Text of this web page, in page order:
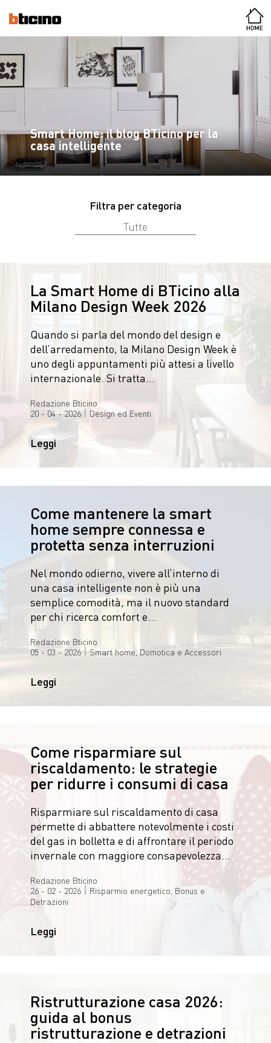
Smart Home: il blog BTicino per la
casa intelligente
Filtra per categoria
Tutte
La Smart Home di BTicino alla
Milano Design Week 2026
Quando si parla del mondo del design e
dell’arredamento, la Milano Design Week è
uno degli appuntamenti più attesi a livello
internazionale. Si tratta…
Redazione Bticino
20 - 04 - 2026| Design ed Eventi
Leggi
Come mantenere la smart
home sempre connessa e
protetta senza interruzioni
Nel mondo odierno, vivere all’interno di
una casa intelligente non è più una
semplice comodità, ma il nuovo standard
per chi ricerca comfort e…
Redazione Bticino
05 - 03 - 2026|Smart home, Domotica e Accessori
Leggi
Come risparmiare sul
riscaldamento: le strategie
per ridurre i consumi di casa
Risparmiare sul riscaldamento di casa
permette di abbattere notevolmente i costi
del gas in bolletta e di affrontare il periodo
invernale con maggiore consapevolezza…
Redazione Bticino
26 - 02 - 2026 | Risparmio energetico, Bonus e
Detrazioni
Leggi
Ristrutturazione casa 2026:
guida al bonus
ristrutturazione e detrazioni